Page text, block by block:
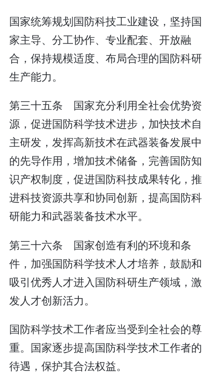
国家统筹规划国防科技工业建设，坚持国
家主导、分工协作、专业配套、开放融
合，保持规模适度、布局合理的国防科研
生产能力。
第三十五条 国家充分利用全社会优势资
源，促进国防科学技术进步，加快技术自
主研发，发挥高新技术在武器装备发展中
的先导作用，增加技术储备，完善国防知
识产权制度，促进国防科技成果转化，推
进科技资源共享和协同创新，提高国防科
研能力和武器装备技术水平。
第三十六条 国家创造有利的环境和条
件，加强国防科学技术人才培养，鼓励和
吸引优秀人才进入国防科研生产领域，激
发人才创新活力。
国防科学技术工作者应当受到全社会的尊
重。国家逐步提高国防科学技术工作者的
待遇，保护其合法权益。